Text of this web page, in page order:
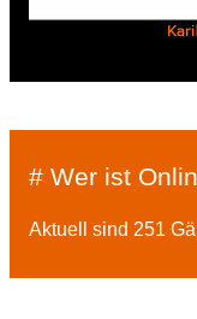
# Wer ist
Aktuell sind 251